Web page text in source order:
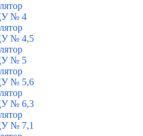
№ 4
№ 4,5
№ 5
№ 5,6
№ 6,3
№ 7,1